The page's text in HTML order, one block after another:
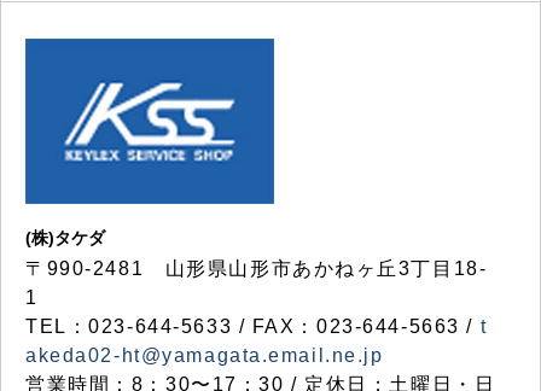
(株)タケダ
〒990-2481 山形県山形市あかねヶ丘3丁目18-
1
TEL：023-644-5633 / FAX：023-644-5663 / t
akeda02-ht@yamagata.email.ne.jp
営業時間：8：30〜17：30 / 定休日：土曜日・日